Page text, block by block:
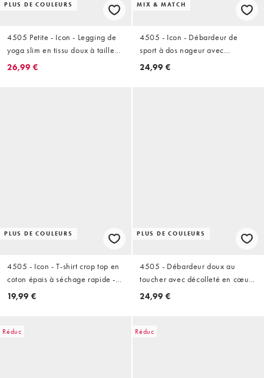
PLUS DE COULEURS
4505 Petite - Icon - Legging de
yoga slim en tissu doux à taille
haute - Chocolat
26,99 €
MIX & MATCH
4505 - Icon - Débardeur de
sport à dos nageur avec
brassière intégrée à bonnets
24,99 €
PLUS DE COULEURS
4505 - Icon - T-shirt crop top en
coton épais à séchage rapide -
Abricot délavé
19,99 €
PLUS DE COULEURS
4505 - Débardeur doux au
toucher avec décolleté en cœur
et brassière intégrée - Rose blush
24,99 €
Réduc Réduc